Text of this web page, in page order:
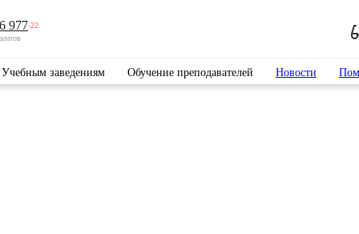
977-22
Учебным заведениям Обучение преподавателей Новости